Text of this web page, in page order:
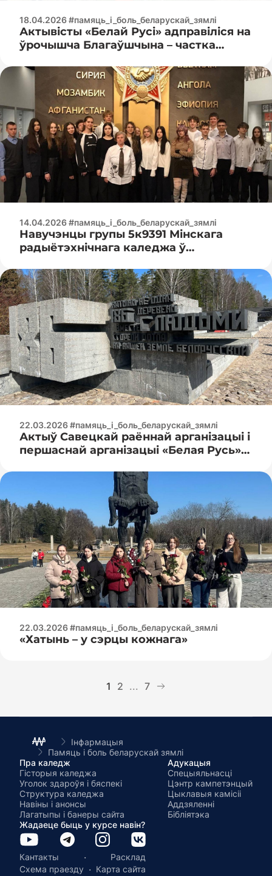
18.04.2026 #памяць_і_боль_беларускай_зямлі
Актывісты «Белай Русі» адправіліся на
ўрочышча Благаўшчына – частка
«Трасцянец»
14.04.2026 #памяць_і_боль_беларускай_зямлі
Навучэнцы групы 5к9391 Мінскага
радыётэхнічнага каледжа ў
Мікалаевічам наведалі Беларускі
дзяржаўны музей гісторыі Вялікай
Айчыннай вайны
22.03.2026 #памяць_і_боль_беларускай_зямлі
Актыў Савецкай раённай арганізацыі і
першаснай арганізацыі «Белая Русь»
ўскладанні кветак у мемарыяльным
комплексе «Хатынь»
22.03.2026 #памяць_і_боль_беларускай_зямлі
«Хатынь – у сэрцы кожнага»
1 2 ... 7
Інфармацыя
Памяць і боль беларускай зямлі
Пра каледж
Гісторыя каледжа
Уголок здароўя і бяспекі
Структура каледжа
Навіны і анонсы
Лагатыпы і банеры сайта
Адукацыя
Спецыяльнасці
Цэнтр кампетэнцый
Цыклавыя камісіі
Аддзяленні
Бібліятэка
Жадаеце быць у курсе навін?
Кантакты ·
Расклад
Схема праезду · Карта сайта